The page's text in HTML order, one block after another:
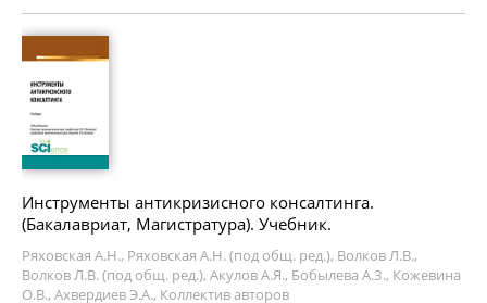
Инструменты антикризисного консалтинга.
(Бакалавриат, Магистратура). Учебник.
Ряховская А.Н., Ряховская А.Н. (под общ. ред.), Волков Л.В.,
Волков Л.В. (под общ. ред.), Акулов А.Я., Бобылева А.З., Кожевина
О.В., Ахвердиев Э.А., Коллектив авторов